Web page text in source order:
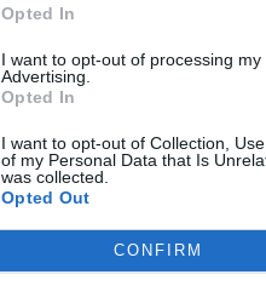
Opted In
I want to opt-out of processing
Advertising.
Opted In
I want to opt-out of Collection,
of my Personal Data that Is
was collected.
Opted Out
CONFIRM
Tóth Menyhért